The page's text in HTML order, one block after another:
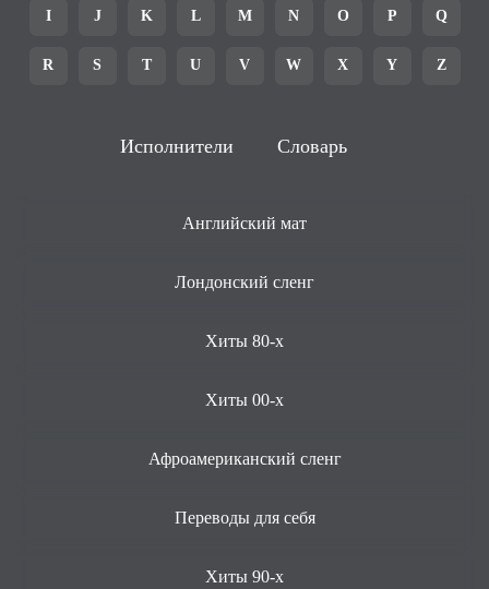
I J K L M N O P Q
R S T U V W X Y Z
Исполнители Словарь
Английский мат
Лондонский сленг
Хиты 80-х
Хиты 00-х
Афроамериканский сленг
Переводы для себя
Хиты 90-х